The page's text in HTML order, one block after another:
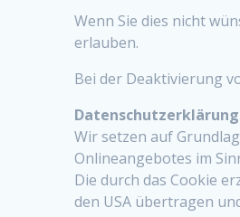
Wenn Sie dies nicht
erlauben.
Bei der Deaktivierung
Wir setzen auf
Onlineangebotes im
Die durch das Cookie
den USA übertragen